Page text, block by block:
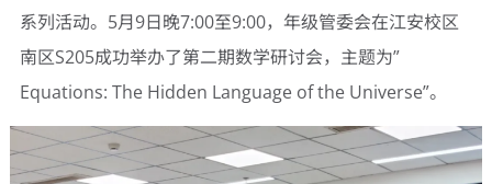
系列活动。5月9日晚7:00至9:00，年级管委会在江安校区
南区S205成功举办了第二期数学研讨会，主题为”
Equations: The Hidden Language of the Universe”。